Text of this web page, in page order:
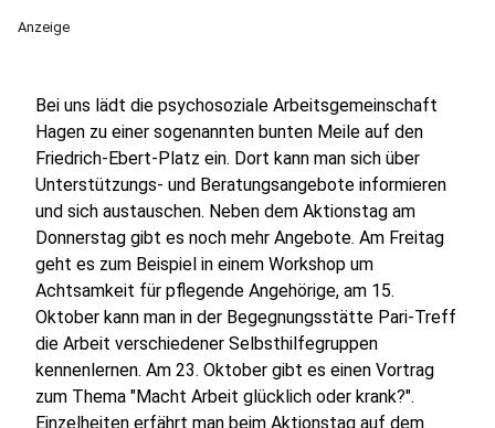
Anzeige
Bei uns lädt die psychosoziale Arbeitsgemeinschaft
Hagen zu einer sogenannten bunten Meile auf den
Friedrich-Ebert-Platz ein. Dort kann man sich über
Unterstützungs- und Beratungsangebote informieren
und sich austauschen. Neben dem Aktionstag am
Donnerstag gibt es noch mehr Angebote. Am Freitag
geht es zum Beispiel in einem Workshop um
Achtsamkeit für pflegende Angehörige, am 15.
Oktober kann man in der Begegnungsstätte Pari-Treff
die Arbeit verschiedener Selbsthilfegruppen
kennenlernen. Am 23. Oktober gibt es einen Vortrag
zum Thema "Macht Arbeit glücklich oder krank?".
Einzelheiten erfährt man beim Aktionstag auf dem